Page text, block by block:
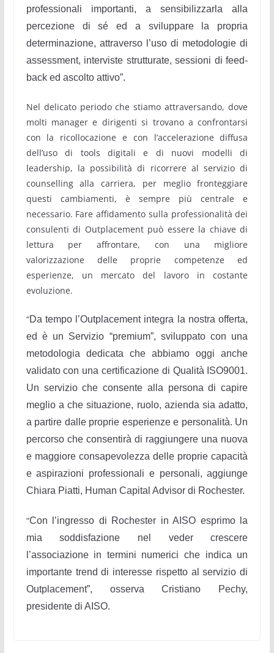
professionali importanti, a sensibilizzarla alla
percezione di sé ed a sviluppare la propria
determinazione, attraverso l’uso di metodologie di
assessment, interviste strutturate, sessioni di feed-
back ed ascolto attivo”.
Nel delicato periodo che stiamo attraversando, dove
molti manager e dirigenti si trovano a confrontarsi
con la ricollocazione e con l’accelerazione diffusa
dell’uso di tools digitali e di nuovi modelli di
leadership, la possibilità di ricorrere al servizio di
counselling alla carriera, per meglio fronteggiare
questi cambiamenti, è sempre più centrale e
necessario. Fare affidamento sulla professionalità dei
consulenti di Outplacement può essere la chiave di
lettura per affrontare, con una migliore
valorizzazione delle proprie competenze ed
esperienze, un mercato del lavoro in costante
evoluzione.
“Da tempo l’Outplacement integra la nostra offerta,
ed è un Servizio “premium”, sviluppato con una
metodologia dedicata che abbiamo oggi anche
validato con una certificazione di Qualità ISO9001.
Un servizio che consente alla persona di capire
meglio a che situazione, ruolo, azienda sia adatto,
a partire dalle proprie esperienze e personalità. Un
percorso che consentirà di raggiungere una nuova
e maggiore consapevolezza delle proprie capacità
e aspirazioni professionali e personali, aggiunge
Chiara Piatti, Human Capital Advisor di Rochester.
“Con l’ingresso di Rochester in AISO esprimo la
mia soddisfazione nel veder crescere
l’associazione in termini numerici che indica un
importante trend di interesse rispetto al servizio di
Outplacement”, osserva Cristiano Pechy,
presidente di AISO.